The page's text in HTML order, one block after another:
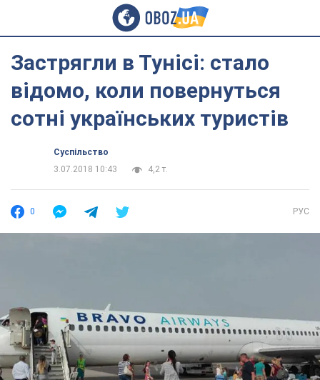
Застрягли в Тунісі: стало
відомо, коли повернуться
сотні українських туристів
Суспільство
3.07.2018 10:43
4,2 т.
0 РУС